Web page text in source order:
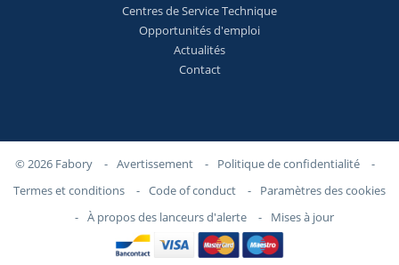
Centres de Service Technique
Opportunités d'emploi
Actualités
Contact
© 2026 Fabory - Avertissement - Politique de confidentialité
-
Termes et conditions
- Code of conduct -
Paramètres des cookies
- À propos des lanceurs d'alerte - Mises à jour